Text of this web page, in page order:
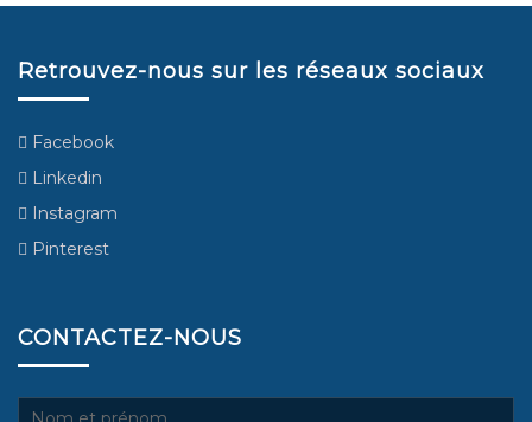
Retrouvez-nous sur les réseaux sociaux
Facebook
Linkedin
Instagram
Pinterest
CONTACTEZ-NOUS